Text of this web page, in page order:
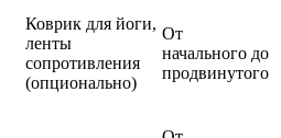
Коврик для йоги,
ленты
сопротивления
(опционально)
От
начального до
продвинутого